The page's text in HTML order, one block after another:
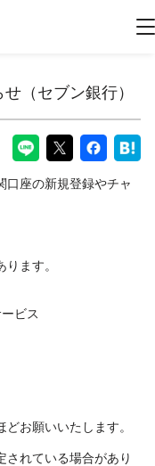
（セブン銀行）
口座の新規登録やチャ
ます。
ビス
お願いいたします。
れている場合があり